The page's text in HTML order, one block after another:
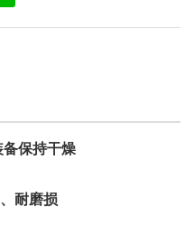
保持干燥
耐磨损